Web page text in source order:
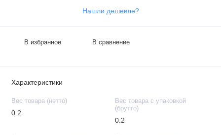
Нашли дешевле?
В избранное В сравнение
Характеристики
Вес товара (нетто)
0.2
Вес товара с упаковкой
(брутто)
0.2